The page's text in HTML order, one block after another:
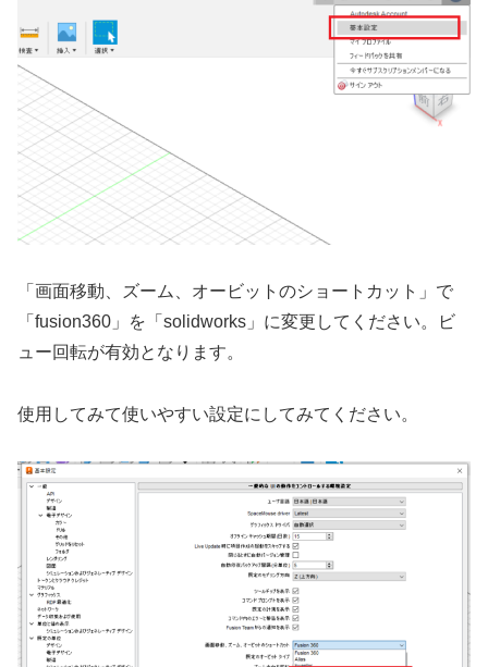
「画面移動、ズーム、オービットのショートカット」で
「fusion360」を「solidworks」に変更してください。ビ
ュー回転が有効となります。
使用してみて使いやすい設定にしてみてください。